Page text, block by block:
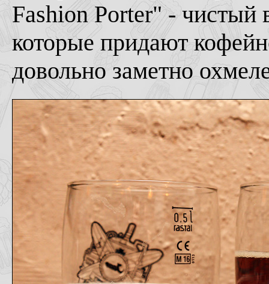
Fashion Porter" - чистый
которые придают
довольно заметно